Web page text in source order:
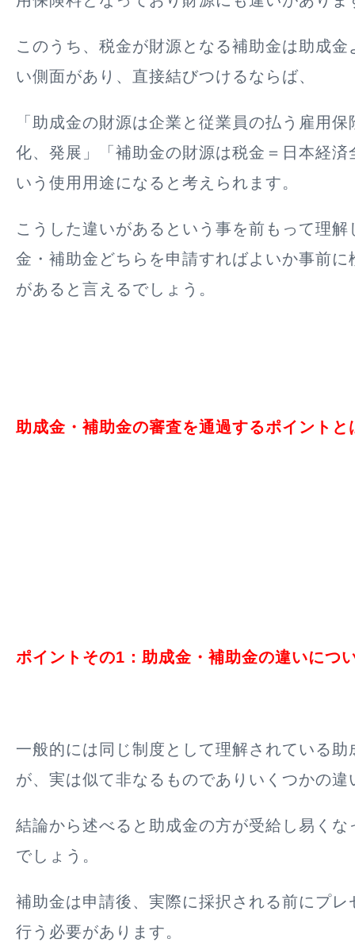
このうち、税金が財源となる補助金は助成
い側面があり、直接結びつけるならば、
「助成金の財源は企業と従業員の払う雇用
化、発展」「補助金の財源は税金＝日本経済
いう使用用途になると考えられます。
こうした違いがあるという事を前もって理
金・補助金どちらを申請すればよいか事前に
があると言えるでしょう。
助成金・補助金の審査を通過するポイントと
ポイントその1：助成金・補助金の違いにつ
一般的には同じ制度として理解されている助
が、実は似て非なるものでありいくつかの違
結論から述べると助成金の方が受給し易くな
でしょう。
補助金は申請後、実際に採択される前にプレ
行う必要があります。